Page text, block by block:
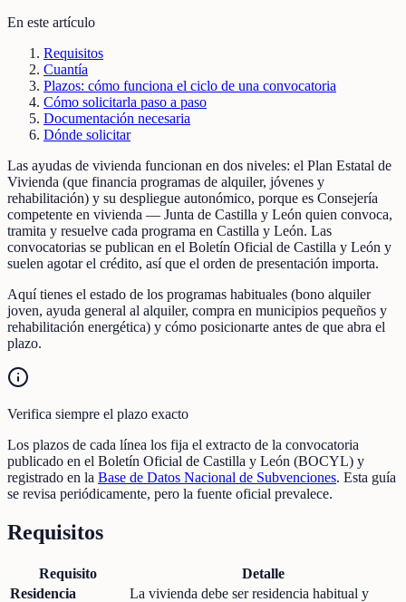
En este artículo
Requisitos
Cuantía
Plazos: cómo funciona el ciclo de una convocatoria
Cómo solicitarla paso a paso
Documentación necesaria
Dónde solicitar
Las ayudas de vivienda funcionan en dos niveles: el Plan Estatal de
Vivienda (que financia programas de alquiler, jóvenes y
rehabilitación) y su despliegue autonómico, porque es Consejería
competente en vivienda — Junta de Castilla y León quien convoca,
tramita y resuelve cada programa en Castilla y León. Las
convocatorias se publican en el Boletín Oficial de Castilla y León y
suelen agotar el crédito, así que el orden de presentación importa.
Aquí tienes el estado de los programas habituales (bono alquiler
joven, ayuda general al alquiler, compra en municipios pequeños y
rehabilitación energética) y cómo posicionarte antes de que abra el
plazo.
Verifica siempre el plazo exacto
Los plazos de cada línea los fija el extracto de la convocatoria
publicado en el Boletín Oficial de Castilla y León (BOCYL) y
registrado en la Base de Datos Nacional de Subvenciones. Esta guía
se revisa periódicamente, pero la fuente oficial prevalece.
Requisitos
Requisito
Detalle
Residencia
La vivienda debe ser residencia habitual y